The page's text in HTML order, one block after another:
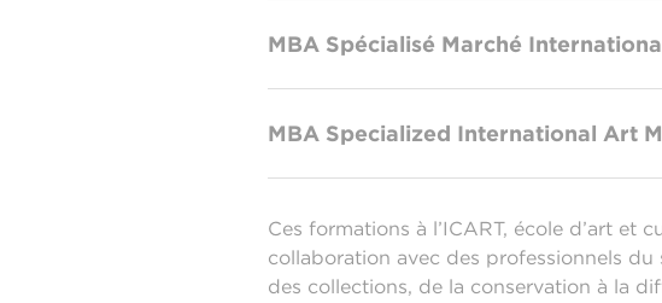
MBA Spécialisé Marché
MBA Specialized International Art
Ces formations à l’ICART, école d’art
collaboration avec des professionnels
des collections, de la conservation à la